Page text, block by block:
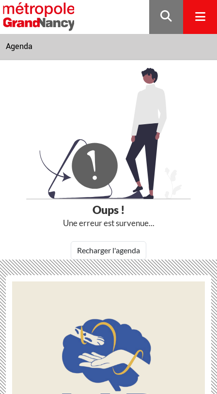
Gestion de vos préférences sur les cookies
Agenda
Oups !
Une erreur est survenue...
Recharger l'agenda